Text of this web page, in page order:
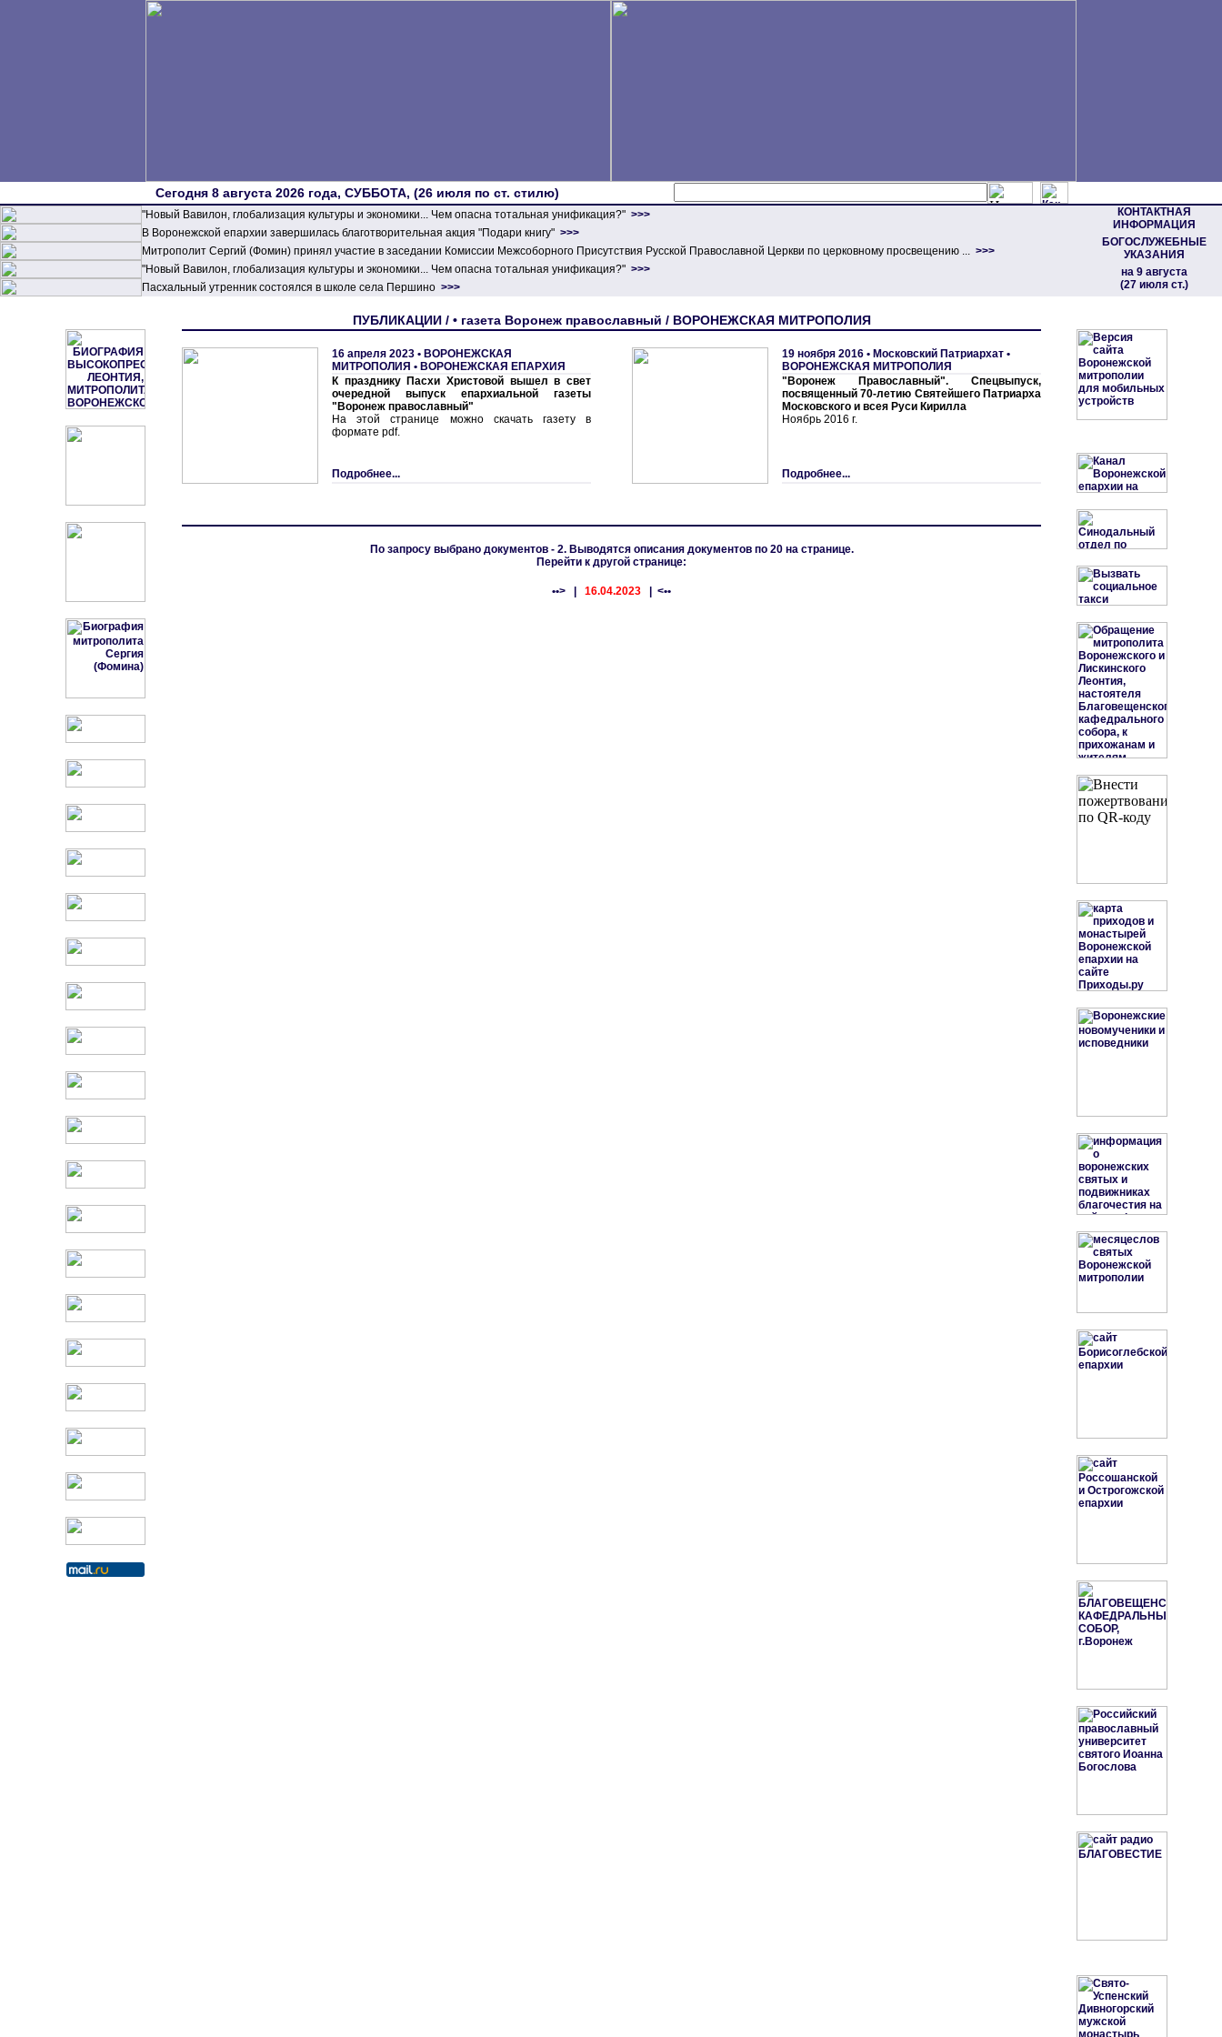
Сегодня 8 августа 2026 года, СУББОТА, (26 июля по ст. стилю)
"Новый Вавилон, глобализация культуры и экономики... Чем опасна тотальная унификация?" >>>
КОНТАКТНАЯ
ИНФОРМАЦИЯ
БОГОСЛУЖЕБНЫЕ
УКАЗАНИЯ
на 9 августа
(27 июля ст.)
В Воронежской епархии завершилась благотворительная акция "Подари книгу" >>>
Митрополит Сергий (Фомин) принял участие в заседании Комиссии Межсоборного Присутствия Русской Православной Церкви по церковному просвещению ... >>>
"Новый Вавилон, глобализация культуры и экономики... Чем опасна тотальная унификация?" >>>
Пасхальный утренник состоялся в школе села Першино >>>
ПУБЛИКАЦИИ / • газета Воронеж православный / ВОРОНЕЖСКАЯ МИТРОПОЛИЯ
16 апреля 2023 • ВОРОНЕЖСКАЯ
МИТРОПОЛИЯ • ВОРОНЕЖСКАЯ ЕПАРХИЯ
К празднику Пасхи Христовой вышел в свет
очередной выпуск епархиальной газеты
"Воронеж православный"
На этой странице можно скачать газету в
формате pdf.
Подробнее...
19 ноября 2016 • Московский Патриархат •
ВОРОНЕЖСКАЯ МИТРОПОЛИЯ
"Воронеж Православный". Спецвыпуск,
посвященный 70-летию Святейшего Патриарха
Московского и всея Руси Кирилла
Ноябрь 2016 г.
Подробнее...
По запросу выбрано документов - 2. Выводятся описания документов по 20 на странице.
Перейти к другой странице:
••> 16.04.2023 | <••